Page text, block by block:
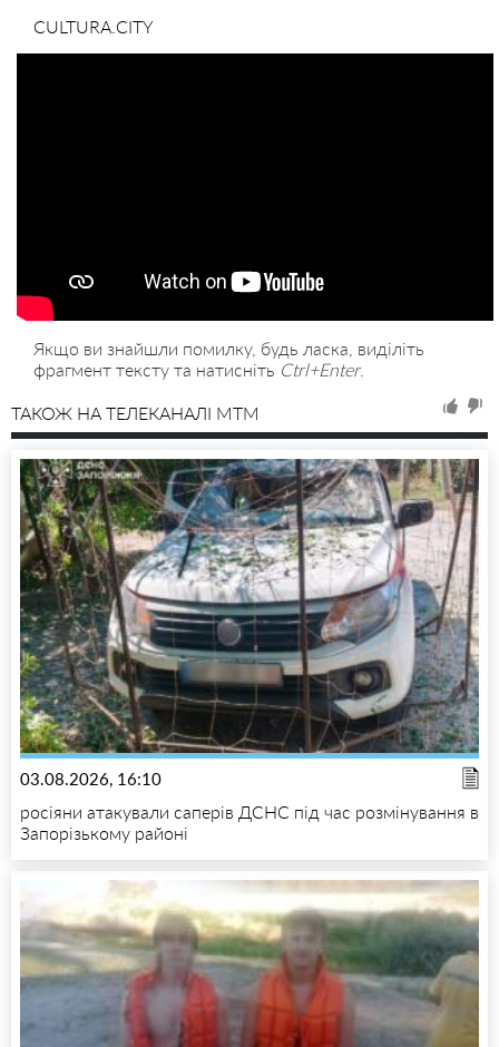
CULTURA.CITY
Якщо ви знайшли помилку, будь ласка, виділіть
фрагмент тексту та натисніть Ctrl+Enter.
ТАКОЖ НА ТЕЛЕКАНАЛІ MTM
03.08.2026, 16:10
росіяни атакували саперів ДСНС під час розмінування в
Запорізькому районі